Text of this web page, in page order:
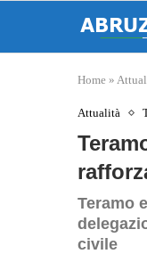
Home »
Attualità
Teramo
civile